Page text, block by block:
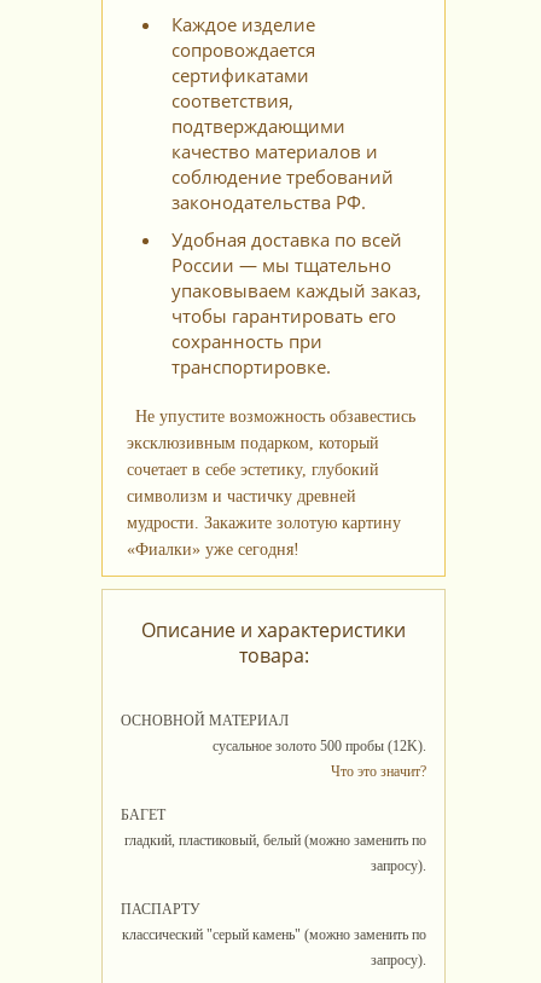
Каждое изделие
сопровождается
сертификатами
соответствия,
подтверждающими
качество материалов и
соблюдение требований
законодательства РФ.
Удобная доставка по всей
России — мы тщательно
упаковываем каждый заказ,
чтобы гарантировать его
сохранность при
транспортировке.
Не упустите возможность обзавестись
эксклюзивным подарком, который
сочетает в себе эстетику, глубокий
символизм и частичку древней
мудрости. Закажите золотую картину
«Фиалки» уже сегодня!
Описание и характеристики
товара:
ОСНОВНОЙ МАТЕРИАЛ
сусальное золото 500 пробы (12K).
Что это значит?
БАГЕТ
гладкий, пластиковый, белый (можно заменить по
запросу).
ПАСПАРТУ
классический "серый камень" (можно заменить по
запросу).